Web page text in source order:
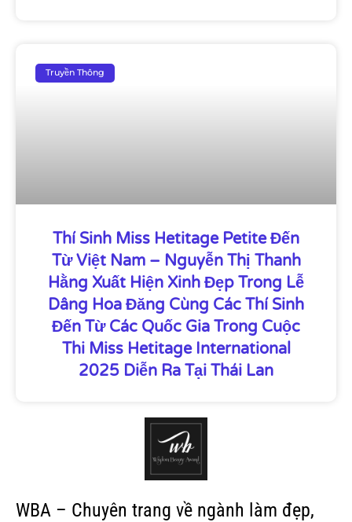
Truyền Thông
Thí Sinh Miss Hetitage Petite Đến
Từ Việt Nam – Nguyễn Thị Thanh
Hằng Xuất Hiện Xinh Đẹp Trong Lễ
Dâng Hoa Đăng Cùng Các Thí Sinh
Đến Từ Các Quốc Gia Trong Cuộc
Thi Miss Hetitage International
2025 Diễn Ra Tại Thái Lan
WBA – Chuyên trang về ngành làm đẹp,